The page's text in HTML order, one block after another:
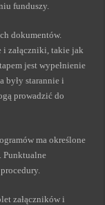
funduszy.
dokumentów.
i załączniki, takie jak
jest wypełnienie
były starannie i
prowadzić do
ma określone
Punktualne
załączników i